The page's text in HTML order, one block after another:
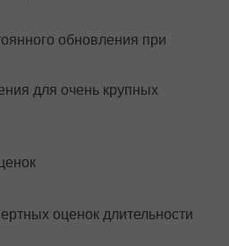
обновления при
для очень крупных
оценок длительности